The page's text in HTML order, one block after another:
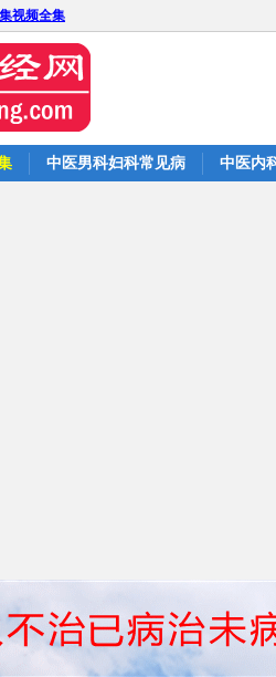
视频全集
中医男科妇科常见病 中医内